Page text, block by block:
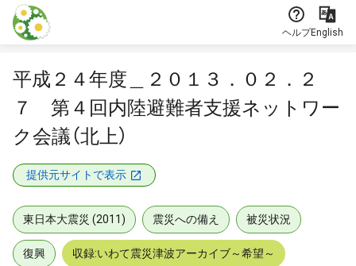
本文に飛ぶ
ヘルプEnglish
平成２４年度＿２０１３．０２．２
７ 第４回内陸避難者支援ネットワー
ク会議（北上）
提供元サイトで表示
東日本大震災 (2011) 震災への備え 被災状況
復興 収録:いわて震災津波アーカイブ～希望～